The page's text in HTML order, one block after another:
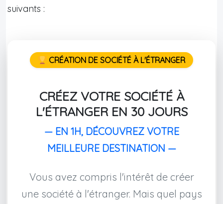
suivants :
CRÉATION DE SOCIÉTÉ À L'ÉTRANGER
CRÉEZ VOTRE SOCIÉTÉ À
L'ÉTRANGER EN 30 JOURS
— EN 1H, DÉCOUVREZ VOTRE
MEILLEURE DESTINATION —
Vous avez compris l'intérêt de créer
une société à l'étranger. Mais quel pays